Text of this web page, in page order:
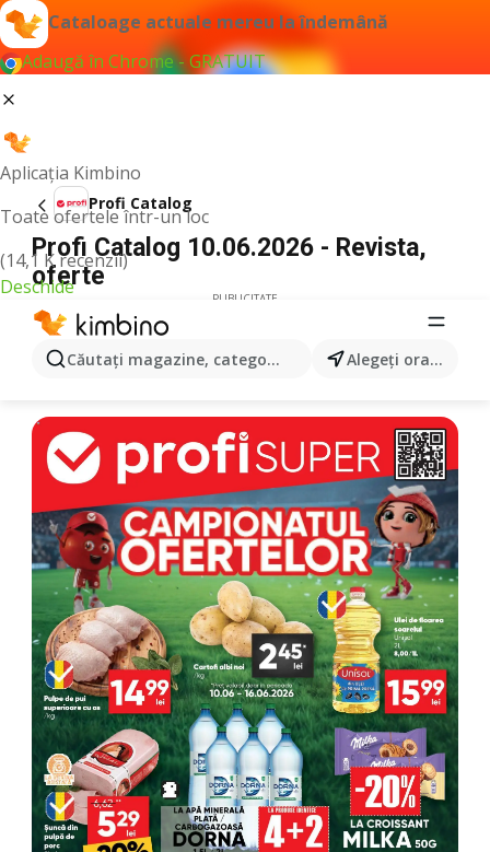
Cataloage actuale mereu la îndemână
Adaugă în Chrome - GRATUIT
Aplicația Kimbino
Toate ofertele într-un loc
(14,1 K recenzii)
Deschide
Căutaţi magazine, categorii, produse... Alegeţi oraşul
Profi Catalog
Profi Catalog 10.06.2026 - Revista,
oferte
PUBLICITATE